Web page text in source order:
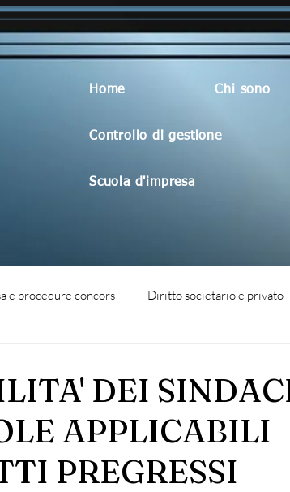
Home Chi sono
Controllo di gestione
Scuola d'impresa
e procedure concors Diritto societario e privato
DEI
APPLICABILI
PREGRESSI